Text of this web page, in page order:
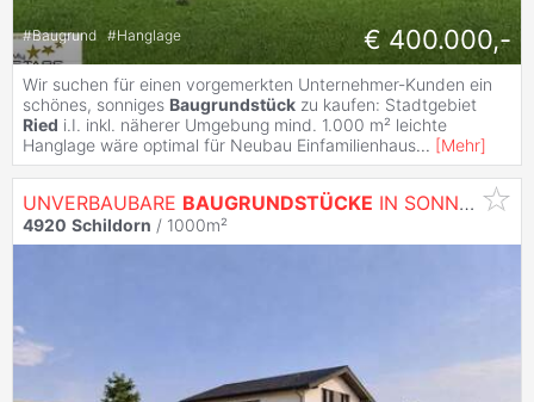
#Baugrund #Hanglage € 400.000,-
Wir suchen für einen vorgemerkten Unternehmer-Kunden ein
schönes, sonniges Baugrundstück zu kaufen: Stadtgebiet
Ried i.I. inkl. näherer Umgebung mind. 1.000 m² leichte
Hanglage wäre optimal für Neubau Einfamilienhaus... [Mehr]
UNVERBAUBARE BAUGRUNDSTÜCKE IN SONNIGER GRÜNLAGE MIT TRAUMHAFTEM WEITBLICK
4920 Schildorn / 1000m²